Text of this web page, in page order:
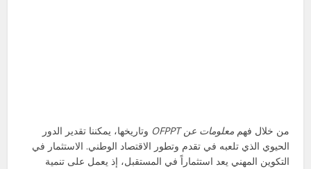
من خلال فهممعلومات عن OFPPT
وتاريخها، يمكننا تقدير الدور
الحيوي الذي تلعبه في تقدم وتطور الاقتصاد الوطني. الاستثمار في
التكوين المهني يعد استثماراً في المستقبل، إذ يعمل على تنمية